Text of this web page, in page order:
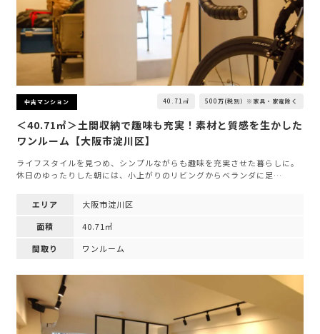
中古マンション 40.71㎡ 500万(税別）※家具・家電除く
＜40.71㎡＞土間収納で趣味も充実！素材と質感を生かした
ワンルーム【大阪市淀川区】
ライフスタイルを見つめ、シンプルながらも趣味を充実させた暮らしに。
休日のゆったりした朝には、小上がりのリビングからベランダに足…
エリア
大阪市淀川区
面積
40.71㎡
間取り
ワンルーム